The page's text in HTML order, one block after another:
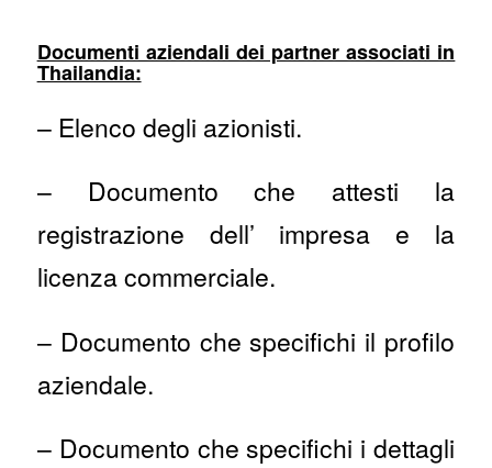
Documenti aziendali dei partner associati in
Thailandia:
– Elenco degli azionisti.
– Documento che attesti la
registrazione dell’ impresa e la
licenza commerciale.
– Documento che specifichi il profilo
aziendale.
– Documento che specifichi i dettagli